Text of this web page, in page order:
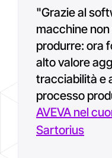
"Grazie al
macchine non
produrre: ora
alto valore
tracciabilità e
processo
AVEVA nel
Sartorius
Le unità